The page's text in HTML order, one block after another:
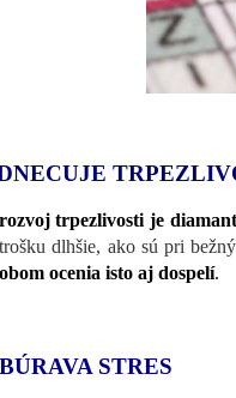
trpezlivosti je
dlhšie, ako sú pri
ocenia isto aj dospelí.
STRES